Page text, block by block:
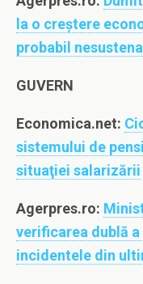
la o creștere
probabil
GUVERN
Economica.net:
sistemului de
situaţiei salarizării
Agerpres.ro:
verificarea dublă a
incidentele din